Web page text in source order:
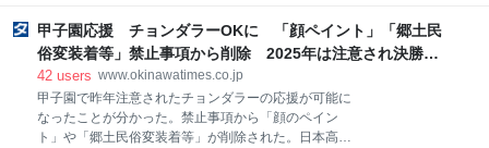
箱包装された移動式エアコン「Porta Split（ポータ・
スプリット）」がフォークリフトで続々とコ
甲子園応援 チョンダラーOKに 「顔ペイント」「郷土民
俗変装着等」禁止事項から削除 2025年は注意され決勝戦
で取りやめに | 沖縄タイムス＋プラス
42 users www.okinawatimes.co.jp
甲子園で昨年注意されたチョンダラーの応援が可能に
なったことが分かった。禁止事項から「顔のペイン
ト」や「郷土民俗変装着等」が削除された。日本高野